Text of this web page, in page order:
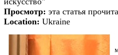
Просмотр: эта статья
Location: Ukraine